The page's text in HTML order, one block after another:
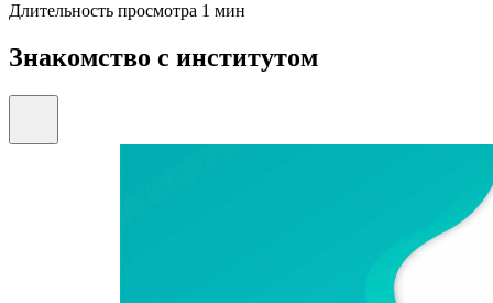
Длительность просмотра 1 мин
Знакомство с институтом